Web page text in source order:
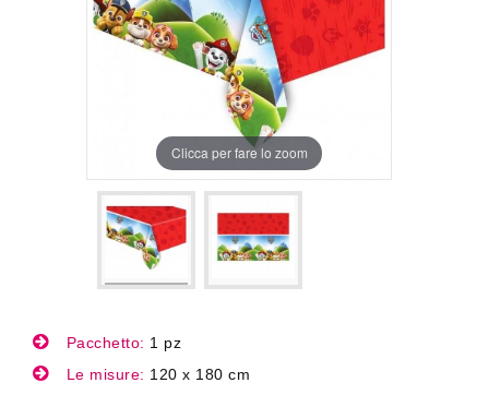
Clicca per fare lo zoom
Pacchetto: 1 pz
Le misure: 120 x 180 cm